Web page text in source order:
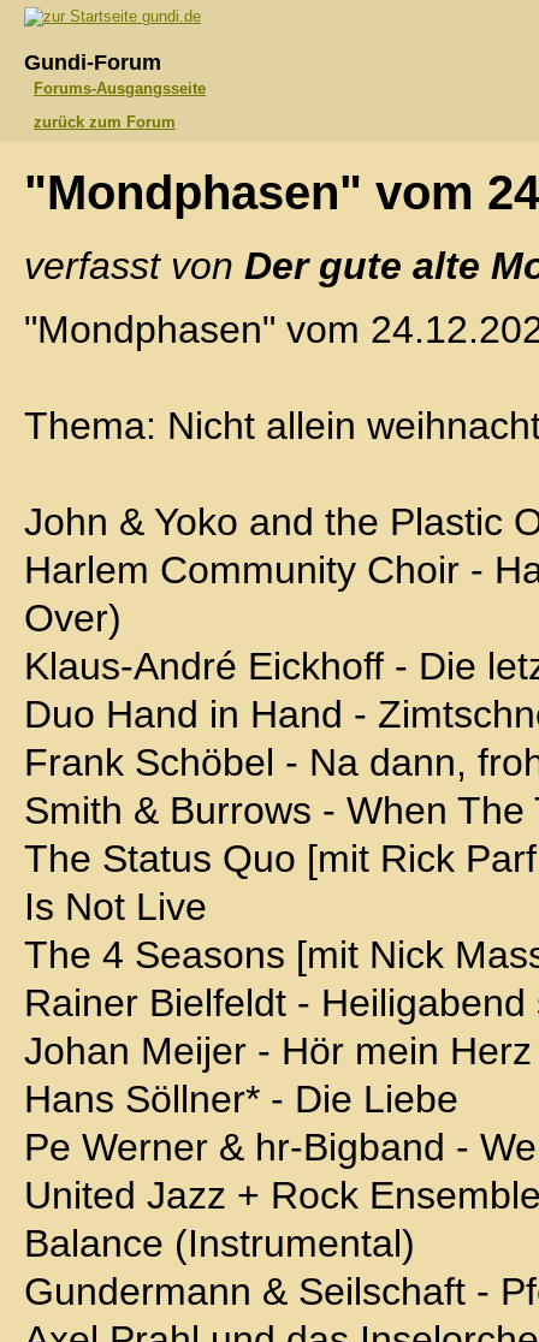
gundi.de
Gundi-Forum
Forums-Ausgangsseite
zurück zum Forum
"Mondphasen" vom
verfasst von Der gute alte
"Mondphasen" vom
Thema: Nicht allein
John & Yoko and the Plastic
Harlem Community Choir -
Over)
Klaus-André Eickhoff - Die
Duo Hand in Hand -
Frank Schöbel - Na dann,
Smith & Burrows - When
The Status Quo [mit Rick
Is Not Live
The 4 Seasons [mit Nick
Rainer Bielfeldt -
Johan Meijer - Hör mein Herz
Hans Söllner* - Die Liebe
Pe Werner & hr-Bigband -
United Jazz + Rock
Balance (Instrumental)
Gundermann & Seilschaft -